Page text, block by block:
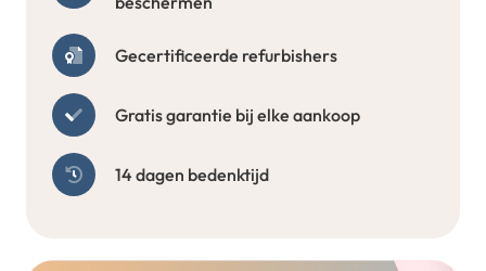
Gecertificeerde refurbishers
Gratis garantie bij elke aankoop
14 dagen bedenktijd